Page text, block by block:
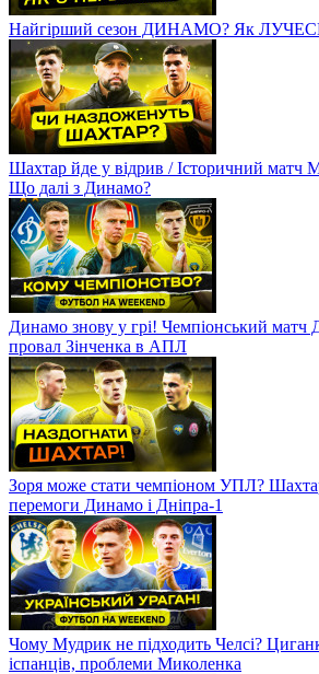
Найгірший сезон ДИНАМО? Як
Шахтар йде у відрив / Історичний матч
Що далі з Динамо?
Динамо знову у грі! Чемпіонський матч
провал Зінченка в АПЛ
Зоря може стати чемпіоном УПЛ?
перемоги Динамо і Дніпра-1
Чому Мудрик не підходить Челсі?
іспанців, проблеми Миколенка